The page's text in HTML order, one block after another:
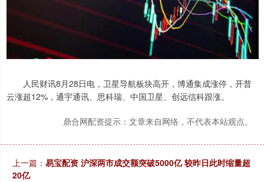
人民财讯8月28日电，卫星导航板块高开，博通集成涨停，开普
云涨超12%，通宇通讯、思科瑞、中国卫星、创远信科跟涨。
鼎合网配资提示：文章来自网络，不代表本站观点。
上一篇： 易宝配资 沪深两市成交额突破5000亿 较昨日此时缩量超
20亿